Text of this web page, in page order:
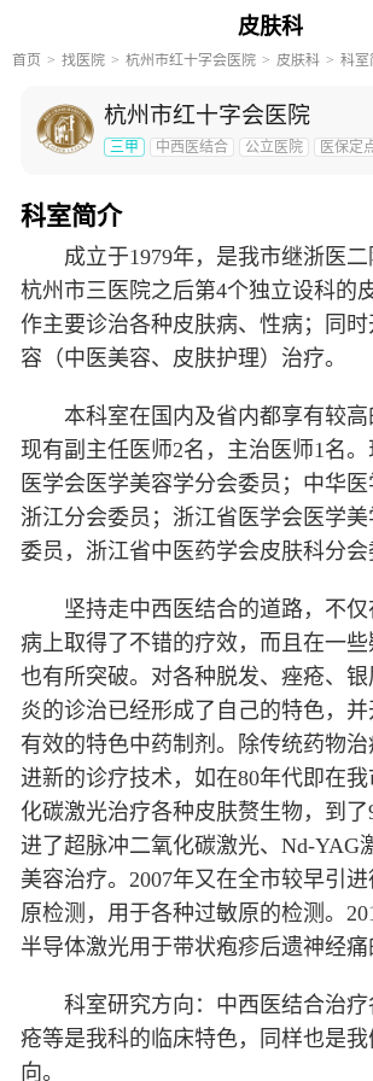
皮肤科
首页 找医院 杭州市红十字会医院 皮肤科 科室
杭州市红十字会医院
三甲 中西医结合 公立医院 医保定
科室简介
成立于1979年，是我市继浙医二
杭州市三医院之后第4个独立设科的
作主要诊治各种皮肤病、性病；同
容（中医美容、皮肤护理）治疗。
本科室在国内及省内都享有较高
现有副主任医师2名，主治医师1名
医学会医学美容学分会委员；中华
浙江分会委员；浙江省医学会医学
委员，浙江省中医药学会皮肤科分会
坚持走中西医结合的道路，不仅
病上取得了不错的疗效，而且在一
也有所突破。对各种脱发、痤疮、
炎的诊治已经形成了自己的特色，
有效的特色中药制剂。除传统药物治
进新的诊疗技术，如在80年代即在
化碳激光治疗各种皮肤赘生物，到了
进了超脉冲二氧化碳激光、Nd-YAG
美容治疗。2007年又在全市较早引
原检测，用于各种过敏原的检测。
半导体激光用于带状疱疹后遗神经痛
科室研究方向：中西医结合治疗
疮等是我科的临床特色，同样也是
向。